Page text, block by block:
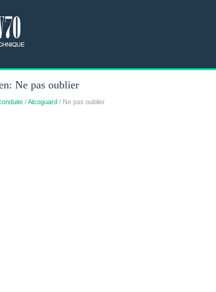
Ne pas oublier
/Alcoguard/ Ne pas oublier